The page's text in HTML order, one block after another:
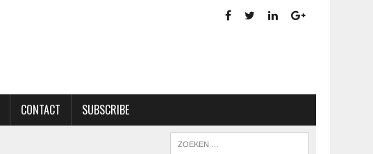
CONTACT SUBSCRIBE